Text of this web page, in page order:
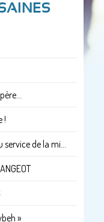
!
de la mi...
»